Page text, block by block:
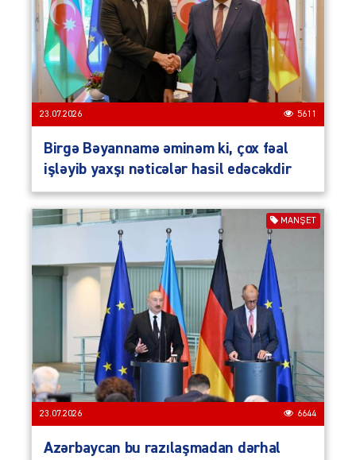
23.07.2026 5611
Birgə Bəyannamə əminəm ki, çox fəal
işləyib yaxşı nəticələr hasil edəcəkdir
MANŞET
23.07.2026 6644
Azərbaycan bu razılaşmadan dərhal